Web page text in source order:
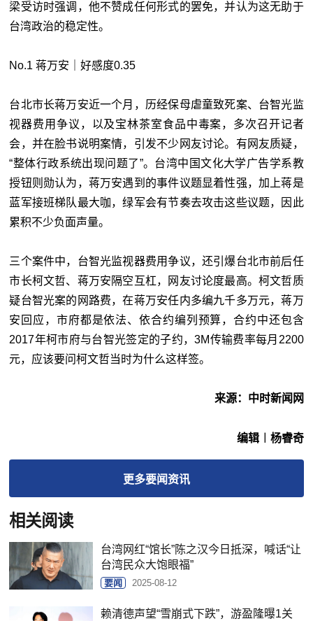
梁受访时强调，他不赞成任何形式的罢免，并认为这无助于
台湾政治的稳定性。
No.1 蒋万安｜好感度0.35
台北市长蒋万安近一个月，历经保母虐童致死案、台智光监
视器费用争议，以及宝林茶室食品中毒案，多次召开记者
会，并在脸书说明案情，引发不少网友讨论。有网友质疑，
“整体行政系统出现问题了”。台湾中国文化大学广告学系教
授钮则勋认为，蒋万安遇到的事件议题显着性强，加上蒋是
蓝军接班梯队最大咖，绿军会有节奏去攻击这些议题，因此
累积不少负面声量。
三个案件中，台智光监视器费用争议，还引爆台北市前后任
市长柯文哲、蒋万安隔空互杠，网友讨论度最高。柯文哲质
疑台智光案的网路费，在蒋万安任内多编九千多万元，蒋万
安回应，市府都是依法、依合约编列预算，合约中还包含
2017年柯市府与台智光签定的子约，3M传输费率每月2200
元，应该要问柯文哲当时为什么这样签。
来源：中时新闻网
编辑︱杨睿奇
更多要闻资讯
相关阅读
台湾网红“馆长”陈之汉今日抵深，喊话“让
台湾民众大饱眼福”
要闻 2025-08-12
赖清德声望“雪崩式下跌”，游盈隆曝1关